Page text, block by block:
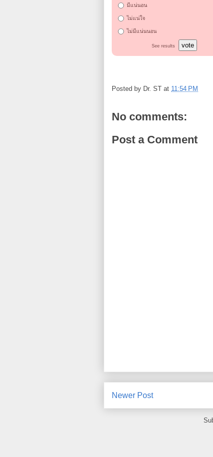
มีแน่นอน
ไม่แน่ใจ
ไม่มีแน่นนอน
See results vote
Posted by Dr. ST at 11:54 PM
No comments:
Post a Comment
Newer Post